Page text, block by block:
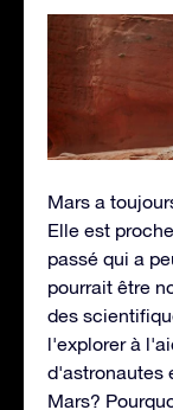
Mars a
Elle est
passé qui a
pourrait être
des
l'explorer à
d'astronautes
Mars?